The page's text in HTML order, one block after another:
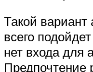
Такой
всего
нет входа для
Предпочтение